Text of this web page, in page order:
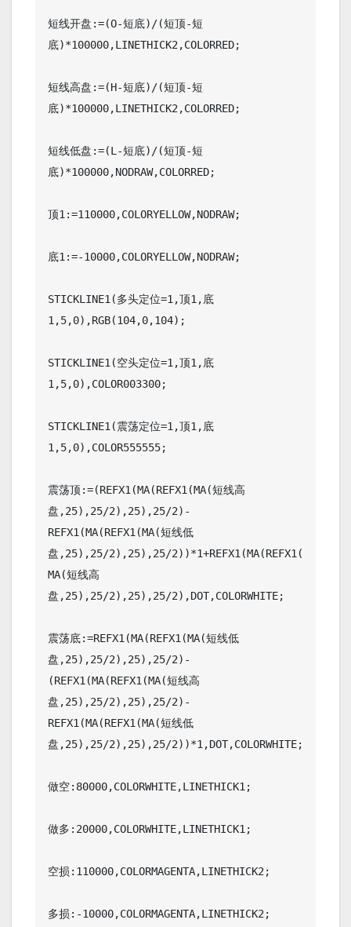
短线开盘:=(O-短底)/(短顶-短
底)*100000,LINETHICK2,COLORRED;
短线高盘:=(H-短底)/(短顶-短
底)*100000,LINETHICK2,COLORRED;
短线低盘:=(L-短底)/(短顶-短
底)*100000,NODRAW,COLORRED;
顶1:=110000,COLORYELLOW,NODRAW;
底1:=-10000,COLORYELLOW,NODRAW;
STICKLINE1(多头定位=1,顶1,底
1,5,0),RGB(104,0,104);
STICKLINE1(空头定位=1,顶1,底
1,5,0),COLOR003300;
STICKLINE1(震荡定位=1,顶1,底
1,5,0),COLOR555555;
震荡顶:=(REFX1(MA(REFX1(MA(短线高
盘,25),25/2),25),25/2)-
REFX1(MA(REFX1(MA(短线低
盘,25),25/2),25),25/2))*1+REFX1(MA(REFX1(
MA(短线高
盘,25),25/2),25),25/2),DOT,COLORWHITE;
震荡底:=REFX1(MA(REFX1(MA(短线低
盘,25),25/2),25),25/2)-
(REFX1(MA(REFX1(MA(短线高
盘,25),25/2),25),25/2)-
REFX1(MA(REFX1(MA(短线低
盘,25),25/2),25),25/2))*1,DOT,COLORWHITE;
做空:80000,COLORWHITE,LINETHICK1;
做多:20000,COLORWHITE,LINETHICK1;
空损:110000,COLORMAGENTA,LINETHICK2;
多损:-10000,COLORMAGENTA,LINETHICK2;